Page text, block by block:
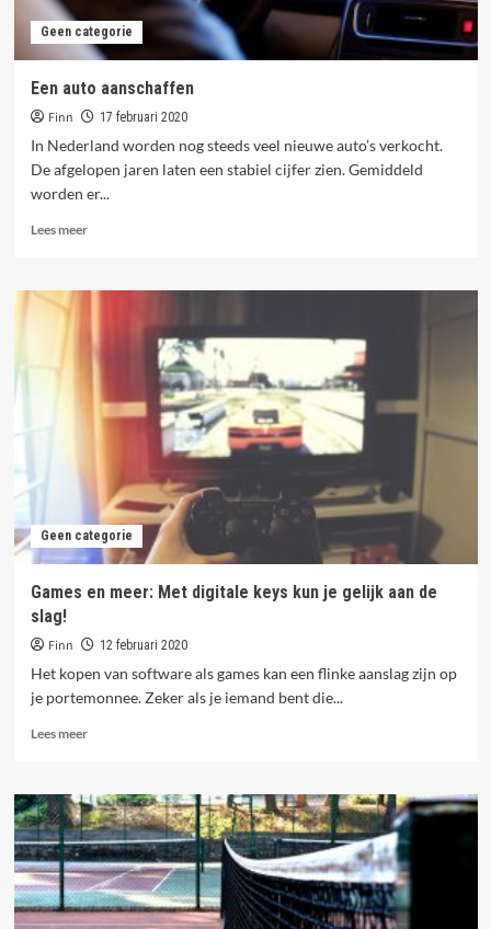
Geen categorie
Een auto aanschaffen
Finn 17 februari 2020
In Nederland worden nog steeds veel nieuwe auto’s verkocht.
De afgelopen jaren laten een stabiel cijfer zien. Gemiddeld
worden er...
Lees meerLees
Een
aanschaffen
Geen categorie
Games en meer: Met digitale keys kun je gelijk aan de
slag!
Finn 12 februari 2020
Het kopen van software als games kan een flinke aanslag zijn op
je portemonnee. Zeker als je iemand bent die...
Lees meerLees
Games
en
meer:
Met
digitale
keys
kun